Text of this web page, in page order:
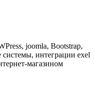
joomla, Bootstrap,
интеграции exel
магазином